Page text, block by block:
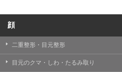
・患者様の閲覧履歴、端末等の
TCBグループは取得情報を以
す。
・クリニックの来院予約、医
顔
二重整形・目元整形
目元のクマ・しわ・たるみ取り